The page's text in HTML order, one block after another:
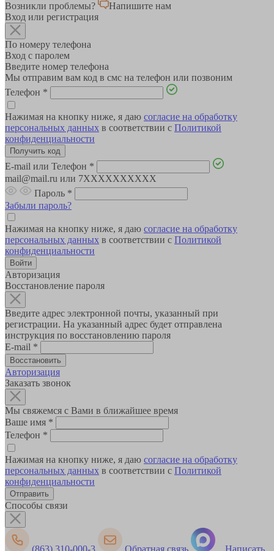
Возникли проблемы?
Напишите нам
Вход или регистрация
По номеру телефона
Вход с паролем
Введите номер телефона
Мы отправим вам код в смс на телефон или позвоним
Телефон *
Нажимая на кнопку ниже, я даю согласие на обработку
персональных данных в соответствии с Политикой
конфиденциальности
E-mail или Телефон *
mail@mail.ru или 7XXXXXXXXXX
Пароль *
Забыли пароль?
Нажимая на кнопку ниже, я даю согласие на обработку
персональных данных в соответствии с Политикой
конфиденциальности
Авторизация
Восстановление пароля
Введите адрес электронной почты, указанный при
регистрации. На указанный адрес будет отправлена
инструкция по восстановлению пароля
E-mail *
Авторизация
Заказать звонок
Мы свяжемся с Вами в ближайшее время
Ваше имя *
Телефон *
Нажимая на кнопку ниже, я даю согласие на обработку
персональных данных в соответствии с Политикой
конфиденциальности
Способы связи